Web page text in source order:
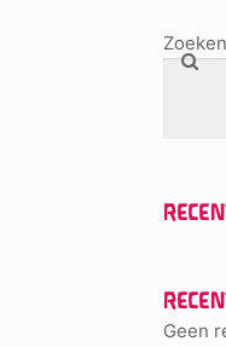
Zoeken
Geen